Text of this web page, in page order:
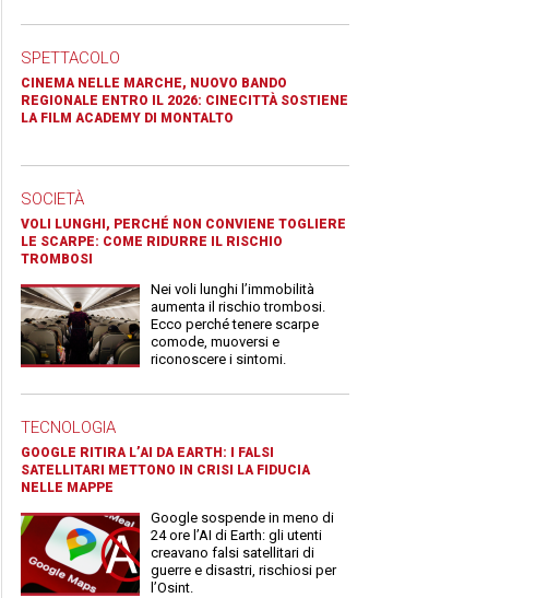
SPETTACOLO
CINEMA NELLE MARCHE, NUOVO BANDO
REGIONALE ENTRO IL 2026: CINECITTÀ SOSTIENE
LA FILM ACADEMY DI MONTALTO
SOCIETÀ
VOLI LUNGHI, PERCHÉ NON CONVIENE TOGLIERE
LE SCARPE: COME RIDURRE IL RISCHIO
TROMBOSI
Nei voli lunghi l’immobilità
aumenta il rischio trombosi.
Ecco perché tenere scarpe
comode, muoversi e
riconoscere i sintomi.
TECNOLOGIA
GOOGLE RITIRA L’AI DA EARTH: I FALSI
SATELLITARI METTONO IN CRISI LA FIDUCIA
NELLE MAPPE
Google sospende in meno di
24 ore l’AI di Earth: gli utenti
creavano falsi satellitari di
guerre e disastri, rischiosi per
l’Osint.